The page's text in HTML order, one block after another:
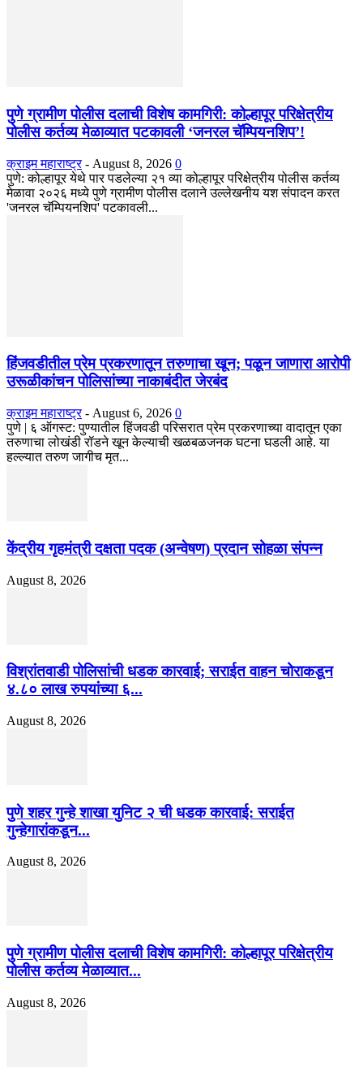
पुणे ग्रामीण पोलीस दलाची विशेष कामगिरी: कोल्हापूर परिक्षेत्रीय
पोलीस कर्तव्य मेळाव्यात पटकावली ‘जनरल चॅम्पियनशिप’!
क्राइम महाराष्ट्र - August 8, 2026 0
पुणे: कोल्हापूर येथे पार पडलेल्या २१ व्या कोल्हापूर परिक्षेत्रीय पोलीस कर्तव्य
मेळावा २०२६ मध्ये पुणे ग्रामीण पोलीस दलाने उल्लेखनीय यश संपादन करत
'जनरल चॅम्पियनशिप' पटकावली...
हिंजवडीतील प्रेम प्रकरणातून तरुणाचा खून; पळून जाणारा आरोपी
उरूळीकांचन पोलिसांच्या नाकाबंदीत जेरबंद
क्राइम महाराष्ट्र - August 6, 2026 0
​पुणे | ६ ऑगस्ट: पुण्यातील हिंजवडी परिसरात प्रेम प्रकरणाच्या वादातून एका
तरुणाचा लोखंडी रॉडने खून केल्याची खळबळजनक घटना घडली आहे. या
हल्ल्यात तरुण जागीच मृत...
केंद्रीय गृहमंत्री दक्षता पदक (अन्वेषण) प्रदान सोहळा संपन्न
August 8, 2026
विश्रांतवाडी पोलिसांची धडक कारवाई; सराईत वाहन चोराकडून
४.८० लाख रुपयांच्या ६...
August 8, 2026
पुणे शहर गुन्हे शाखा युनिट २ ची धडक कारवाई: सराईत
गुन्हेगारांकडून...
August 8, 2026
पुणे ग्रामीण पोलीस दलाची विशेष कामगिरी: कोल्हापूर परिक्षेत्रीय
पोलीस कर्तव्य मेळाव्यात...
August 8, 2026